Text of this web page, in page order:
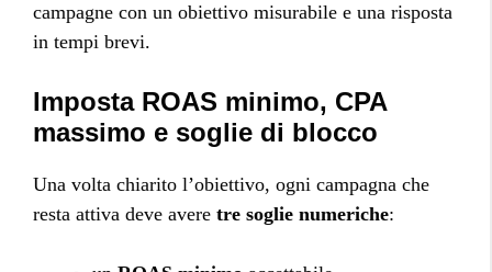
campagne con un obiettivo misurabile e una risposta
in tempi brevi.
Imposta ROAS minimo, CPA
massimo e soglie di blocco
Una volta chiarito l’obiettivo, ogni campagna che
resta attiva deve avere tre soglie numeriche: